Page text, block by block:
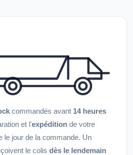
commandés avant 14 heures
et l'expédition de votre
le jour de la commande. Un
le colis dès le lendemain